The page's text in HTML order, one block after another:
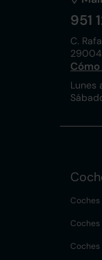
951
C.
29004
Lunes